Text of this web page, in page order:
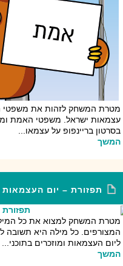
מטרת המשחק לזהות את
עצמאות ישראל. משפטי האמת
בסרטון בריינפופ על עצמאו...
המשך
תפזורת – יום העצמאות
מטרת המשחק למצוא את כל
המצורפים. כל מילה היא תשובה
ליום העצמאות ומוזכרים בתוכני...
המשך